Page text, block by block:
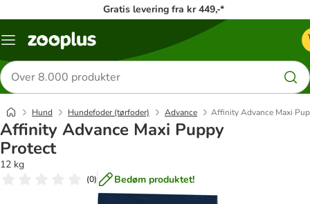
Gratis levering fra kr 449,-*
Menu
Søg
efter
produkter
Hund Hundefoder (tørfoder) Advance Affinity Advance Maxi
Affinity Advance Maxi Puppy
Protect
12 kg
(0) Bedøm produktet!